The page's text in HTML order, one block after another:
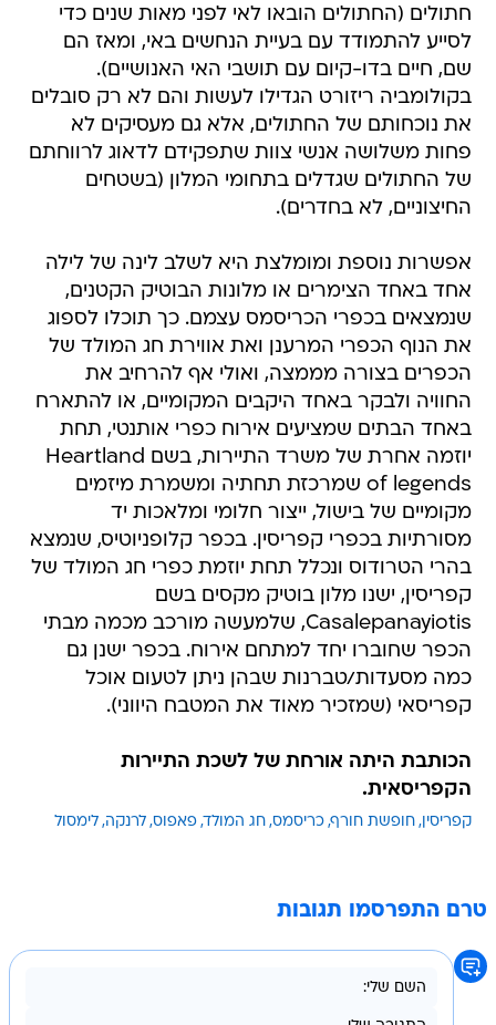
חתולים (החתולים הובאו לאי לפני מאות שנים כדי
לסייע להתמודד עם בעיית הנחשים באי, ומאז הם
שם, חיים בדו-קיום עם תושבי האי האנושיים).
בקולומביה ריזורט הגדילו לעשות והם לא רק סובלים
את נוכחותם של החתולים, אלא גם מעסיקים לא
פחות משלושה אנשי צוות שתפקידם לדאוג לרווחתם
של החתולים שגדלים בתחומי המלון (בשטחים
החיצוניים, לא בחדרים).
אפשרות נוספת ומומלצת היא לשלב לינה של לילה
אחד באחד הצימרים או מלונות הבוטיק הקטנים,
שנמצאים בכפרי הכריסמס עצמם. כך תוכלו לספוג
את הנוף הכפרי המרענן ואת אווירת חג המולד של
הכפרים בצורה מממצה, ואולי אף להרחיב את
החוויה ולבקר באחד היקבים המקומיים, או להתארח
באחד הבתים שמציעים אירוח כפרי אותנטי, תחת
יוזמה אחרת של משרד התיירות, בשם Heartland
of legends שמרכזת תחתיה ומשמרת מיזמים
מקומיים של בישול, ייצור חלומי ומלאכות יד
מסורתיות בכפרי קפריסין. בכפר קלופניוטיס, שנמצא
בהרי הטרודוס ונכלל תחת יוזמת כפרי חג המולד של
קפריסין, ישנו מלון בוטיק מקסים בשם
Casalepanayiotis, שלמעשה מורכב מכמה מבתי
הכפר שחוברו יחד למתחם אירוח. בכפר ישנן גם
כמה מסעדות/טברנות שבהן ניתן לטעום אוכל
קפריסאי (שמזכיר מאוד את המטבח היווני).
הכותבת היתה אורחת של לשכת התיירות
הקפריסאית.
קפריסין חופשת חורף כריסמס חג המולד פאפוס לרנקה לימסול
טרם התפרסמו תגובות